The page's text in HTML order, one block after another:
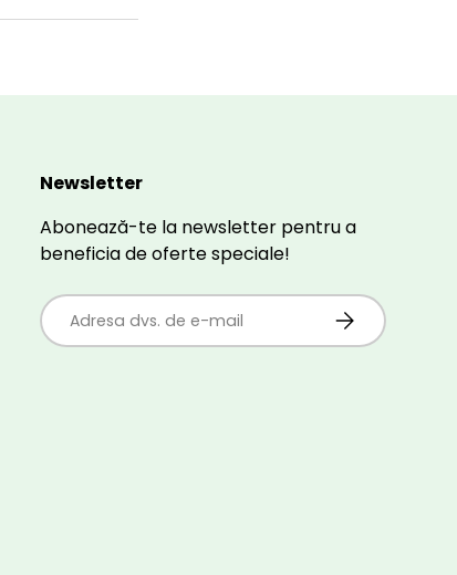
Newsletter
Abonează-te la newsletter pentru a
beneficia de oferte speciale!
E-mail ABONEAZĂ-TE